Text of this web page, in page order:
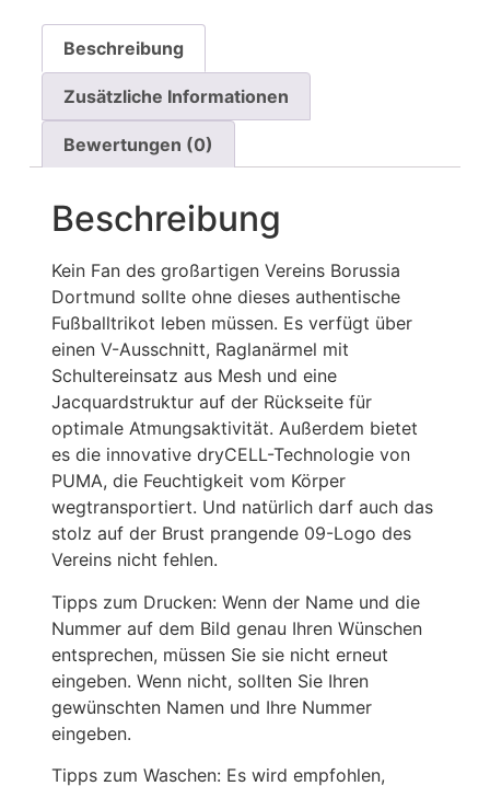
Beschreibung
Zusätzliche Informationen
Bewertungen (0)
Beschreibung
Kein Fan des großartigen Vereins Borussia
Dortmund sollte ohne dieses authentische
Fußballtrikot leben müssen. Es verfügt über
einen V-Ausschnitt, Raglanärmel mit
Schultereinsatz aus Mesh und eine
Jacquardstruktur auf der Rückseite für
optimale Atmungsaktivität. Außerdem bietet
es die innovative dryCELL-Technologie von
PUMA, die Feuchtigkeit vom Körper
wegtransportiert. Und natürlich darf auch das
stolz auf der Brust prangende 09-Logo des
Vereins nicht fehlen.
Tipps zum Drucken: Wenn der Name und die
Nummer auf dem Bild genau Ihren Wünschen
entsprechen, müssen Sie sie nicht erneut
eingeben. Wenn nicht, sollten Sie Ihren
gewünschten Namen und Ihre Nummer
eingeben.
Tipps zum Waschen: Es wird empfohlen,